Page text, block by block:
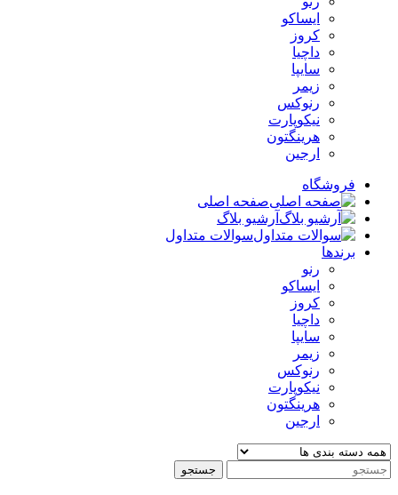
ایساکو
کروز
داچیا
سایپا
زیمر
رنوکس
نیکوپارت
هرینگتون
ارجین
فروشگاه
صفحه اصلی
آرشیو بلاگ
سوالات متداول
برندها
رنو
ایساکو
کروز
داچیا
سایپا
زیمر
رنوکس
نیکوپارت
هرینگتون
ارجین
جستجو